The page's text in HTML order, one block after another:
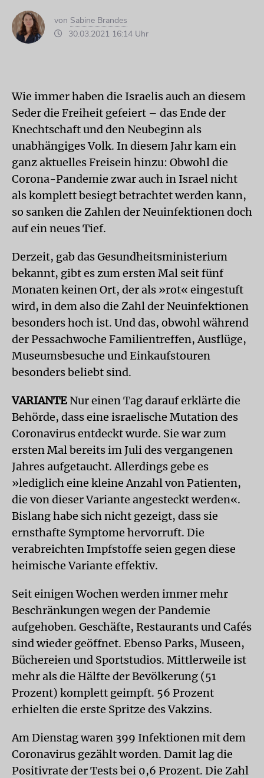
von Sabine Brandes
30.03.2021 16:14 Uhr
Wie immer haben die Israelis auch an diesem
Seder die Freiheit gefeiert – das Ende der
Knechtschaft und den Neubeginn als
unabhängiges Volk. In diesem Jahr kam ein
ganz aktuelles Freisein hinzu: Obwohl die
Corona-Pandemie zwar auch in Israel nicht
als komplett besiegt betrachtet werden kann,
so sanken die Zahlen der Neuinfektionen doch
auf ein neues Tief.
Derzeit, gab das Gesundheitsministerium
bekannt, gibt es zum ersten Mal seit fünf
Monaten keinen Ort, der als »rot« eingestuft
wird, in dem also die Zahl der Neuinfektionen
besonders hoch ist. Und das, obwohl während
der Pessachwoche Familientreffen, Ausflüge,
Museumsbesuche und Einkaufstouren
besonders beliebt sind.
VARIANTE Nur einen Tag darauf erklärte die
Behörde, dass eine israelische Mutation des
Coronavirus entdeckt wurde. Sie war zum
ersten Mal bereits im Juli des vergangenen
Jahres aufgetaucht. Allerdings gebe es
»lediglich eine kleine Anzahl von Patienten,
die von dieser Variante angesteckt werden«.
Bislang habe sich nicht gezeigt, dass sie
ernsthafte Symptome hervorruft. Die
verabreichten Impfstoffe seien gegen diese
heimische Variante effektiv.
Seit einigen Wochen werden immer mehr
Beschränkungen wegen der Pandemie
aufgehoben. Geschäfte, Restaurants und Cafés
sind wieder geöffnet. Ebenso Parks, Museen,
Büchereien und Sportstudios. Mittlerweile ist
mehr als die Hälfte der Bevölkerung (51
Prozent) komplett geimpft. 56 Prozent
erhielten die erste Spritze des Vakzins.
Am Dienstag waren 399 Infektionen mit dem
Coronavirus gezählt worden. Damit lag die
Positivrate der Tests bei 0,6 Prozent. Die Zahl